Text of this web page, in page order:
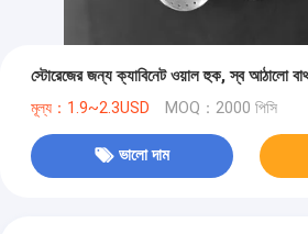
স্টোরেজের জন্য ক্যাবিনেট ওয়াল হুক, স্ব আঠালো
মূল্য：1.9~2.3USD MOQ：2000 পিসি
ভালো দাম